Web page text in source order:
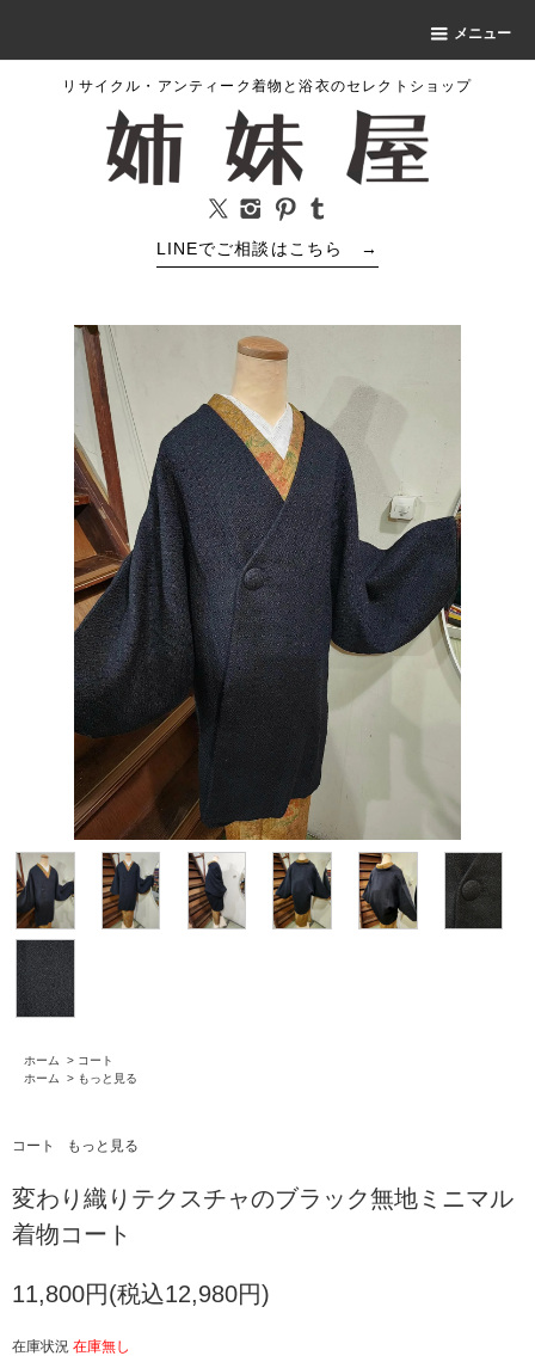
メニュー
リサイクル・アンティーク着物と浴衣のセレクトショップ
LINEでご相談はこちら →
ホーム > コート
ホーム
> もっと見る
コート もっと見る
変わり織りテクスチャのブラック無地ミニマル
着物コート
11,800円(税込12,980円)
在庫状況 在庫無し